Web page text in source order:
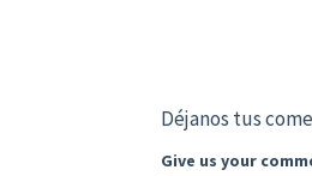
Déjanos tus
Give us your